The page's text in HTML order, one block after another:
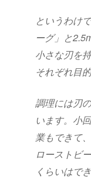
というわけ
ーグ」と
小さな刃を
それぞれ目
調理には刃
います。小
業もできて
ローストビ
くらいはで